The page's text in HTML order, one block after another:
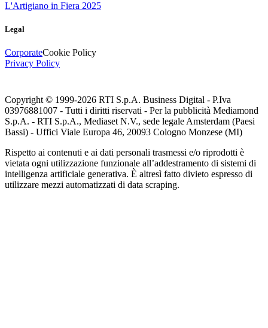
L'Artigiano in Fiera 2025
Legal
CorporateCookie Policy
Privacy Policy
Copyright © 1999-2026 RTI S.p.A. Business Digital - P.Iva
03976881007 - Tutti i diritti riservati - Per la pubblicità Mediamond
S.p.A. - RTI S.p.A., Mediaset N.V., sede legale Amsterdam (Paesi
Bassi) - Uffici Viale Europa 46, 20093 Cologno Monzese (MI)
Rispetto ai contenuti e ai dati personali trasmessi e/o riprodotti è
vietata ogni utilizzazione funzionale all’addestramento di sistemi di
intelligenza artificiale generativa. È altresì fatto divieto espresso di
utilizzare mezzi automatizzati di data scraping.